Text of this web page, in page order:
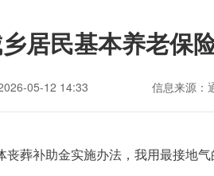
居民基本养老保
05-12 14:33 信息来源：
葬补助金实施办法，我用最接地